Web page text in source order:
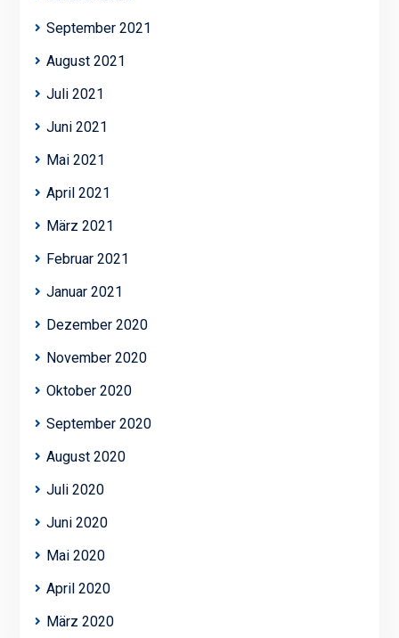
September 2021
August 2021
Juli 2021
Juni 2021
Mai 2021
April 2021
März 2021
Februar 2021
Januar 2021
Dezember 2020
November 2020
Oktober 2020
September 2020
August 2020
Juli 2020
Juni 2020
Mai 2020
April 2020
März 2020